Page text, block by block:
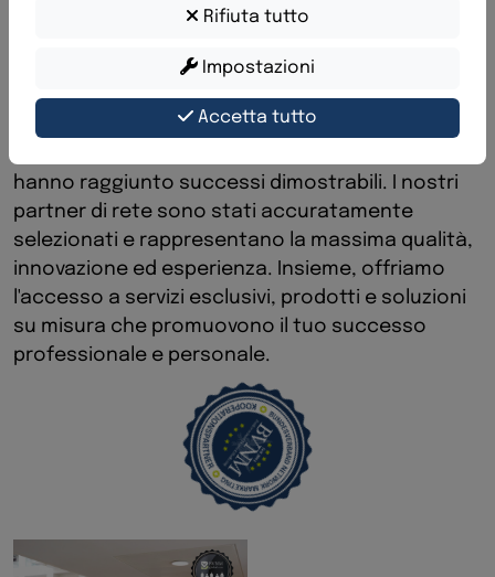
nità e co
uccesso
La rete BVNM unisce aziende e imprenditori
hanno raggiunto successi dimostrabili. I nostri
partner di rete sono stati accuratamente
selezionati e rappresentano la massima qualità,
innovazione ed esperienza. Insieme, offriamo
l'accesso a servizi esclusivi, prodotti e soluzioni
su misura che promuovono il tuo successo
professionale e personale.
Rifiuta tutto
Impostazioni
Accetta tutto